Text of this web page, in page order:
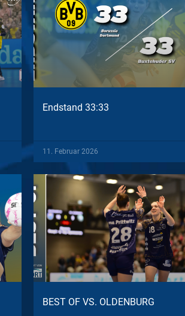
Endstand 33:33
11. Februar 2026
BEST OF VS. OLDENBURG